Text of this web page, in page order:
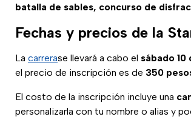
batalla de sables, concurso de
Fechas y precios de la
La carrerase llevará a cabo el sábado 10
el precio de inscripción es de 350
El costo de la inscripción incluye una
personalizarla con tu nombre o alias y